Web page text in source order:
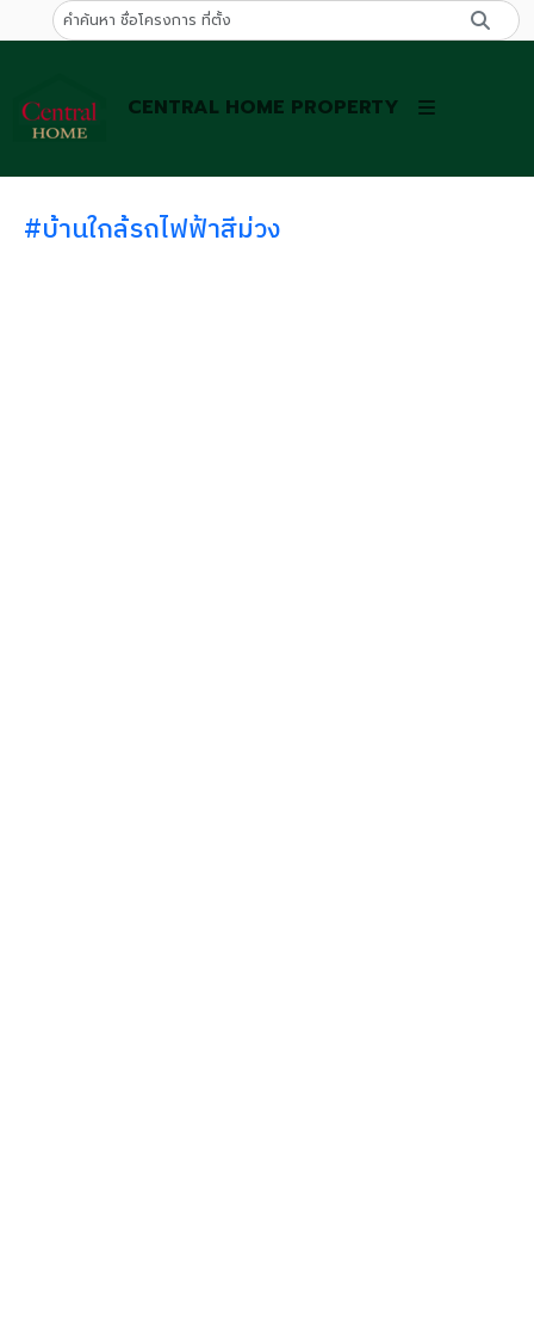
CENTRAL HOME PROPERTY
#บ้านใกล้รถไฟฟ้าสีม่วง